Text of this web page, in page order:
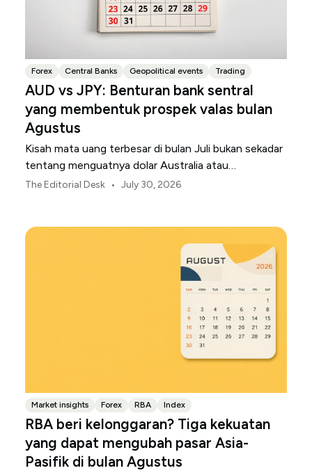
Forex Central Banks Geopolitical events Trading
AUD vs JPY: Benturan bank sentral
yang membentuk prospek valas bulan
Agustus
Kisah mata uang terbesar di bulan Juli bukan sekadar
tentang menguatnya dolar Australia atau
melemahnya yen Jepang.
The Editorial Desk • July 30, 2026
Market insights Forex RBA Index
RBA beri kelonggaran? Tiga kekuatan
yang dapat mengubah pasar Asia-
Pasifik di bulan Agustus